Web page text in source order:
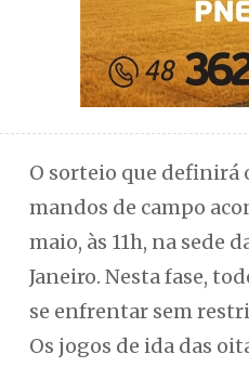
O sorteio que definirá
mandos de campo
maio, às 11h, na sede
Janeiro. Nesta fase,
se enfrentar sem
Os jogos de ida das